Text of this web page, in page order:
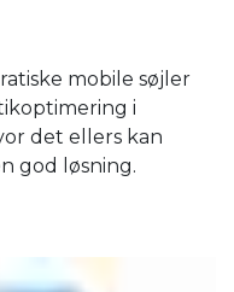
mobile søjler
i
det ellers kan
god løsning.